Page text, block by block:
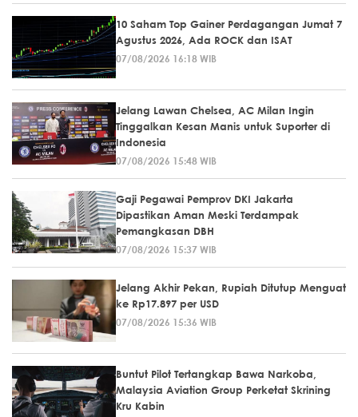
10 Saham Top Gainer Perdagangan Jumat 7
Agustus 2026, Ada ROCK dan ISAT
07/08/2026 16:18 WIB
Jelang Lawan Chelsea, AC Milan Ingin
Tinggalkan Kesan Manis untuk Suporter di
Indonesia
07/08/2026 15:48 WIB
Gaji Pegawai Pemprov DKI Jakarta
Dipastikan Aman Meski Terdampak
Pemangkasan DBH
07/08/2026 15:37 WIB
Jelang Akhir Pekan, Rupiah Ditutup Menguat
ke Rp17.897 per USD
07/08/2026 15:36 WIB
Buntut Pilot Tertangkap Bawa Narkoba,
Malaysia Aviation Group Perketat Skrining
Kru Kabin